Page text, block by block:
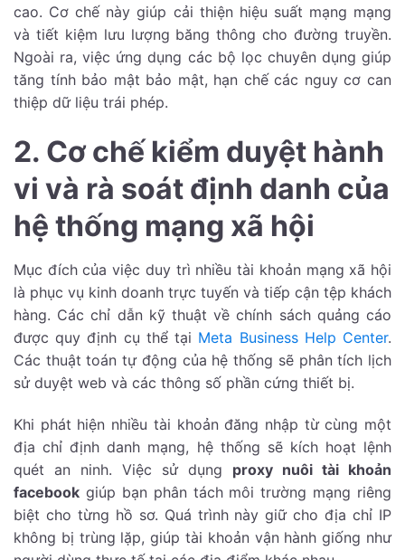
cao. Cơ chế này giúp cải thiện hiệu suất mạng mạng
và tiết kiệm lưu lượng băng thông cho đường truyền.
Ngoài ra, việc ứng dụng các bộ lọc chuyên dụng giúp
tăng tính bảo mật bảo mật, hạn chế các nguy cơ can
thiệp dữ liệu trái phép.
2. Cơ chế kiểm duyệt hành
vi và rà soát định danh của
hệ thống mạng xã hội
Mục đích của việc duy trì nhiều tài khoản mạng xã hội
là phục vụ kinh doanh trực tuyến và tiếp cận tệp khách
hàng. Các chỉ dẫn kỹ thuật về chính sách quảng cáo
được quy định cụ thể tại Meta Business Help Center.
Các thuật toán tự động của hệ thống sẽ phân tích lịch
sử duyệt web và các thông số phần cứng thiết bị.
Khi phát hiện nhiều tài khoản đăng nhập từ cùng một
địa chỉ định danh mạng, hệ thống sẽ kích hoạt lệnh
quét an ninh. Việc sử dụng proxy nuôi tài khoản
facebook giúp bạn phân tách môi trường mạng riêng
biệt cho từng hồ sơ. Quá trình này giữ cho địa chỉ IP
không bị trùng lặp, giúp tài khoản vận hành giống như